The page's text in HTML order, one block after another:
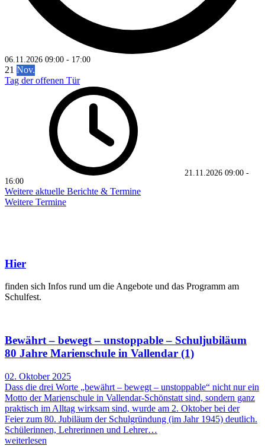
06.11.2026 09:00 - 17:00
21 Nov.
Tag der offenen Tür
21.11.2026 09:00 -
16:00
Weitere aktuelle Berichte & Termine
Weitere Termine
Hier
finden sich Infos rund um die Angebote und das Programm am
Schulfest.
Bewährt – bewegt – unstoppable – Schuljubiläum
80 Jahre Marienschule in Vallendar (1)
02. Oktober 2025
Dass die drei Worte „bewährt – bewegt – unstoppable“ nicht nur ein
Motto der Marienschule in Vallendar-Schönstatt sind, sondern ganz
praktisch im Alltag wirksam sind, wurde am 2. Oktober bei der
Feier zum 80. Jubiläum der Schulgründung (im Jahr 1945) deutlich.
Schülerinnen, Lehrerinnen und Lehrer…
weiterlesen